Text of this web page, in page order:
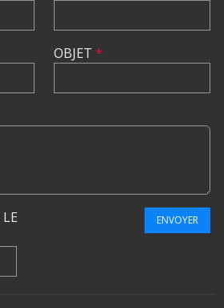
OBJET *
ENVOYER